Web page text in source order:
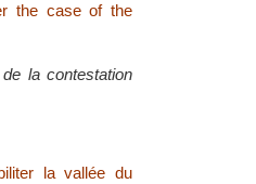
the case of the
la contestation
la vallée du